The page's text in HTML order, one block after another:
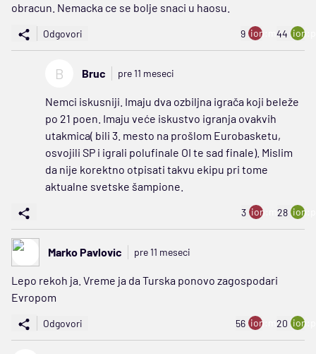
obracun. Nemacka ce se bolje snaci u haosu.
Odgovori 9 ion:minus
44
B Bruc pre 11 meseci
Nemci iskusniji. Imaju dva ozbiljna igrača koji beleže
po 21 poen. Imaju veće iskustvo igranja ovakvih
utakmica( bili 3. mesto na prošlom Eurobasketu,
osvojili SP i igrali polufinale OI te sad finale). Mislim
da nije korektno otpisati takvu ekipu pri tome
aktualne svetske šampione.
3 ion:minus
28
Marko Pavlovic pre 11 meseci
Lepo rekoh ja. Vreme ja da Turska ponovo zagospodari
Evropom
Odgovori 56 ion:minus
20